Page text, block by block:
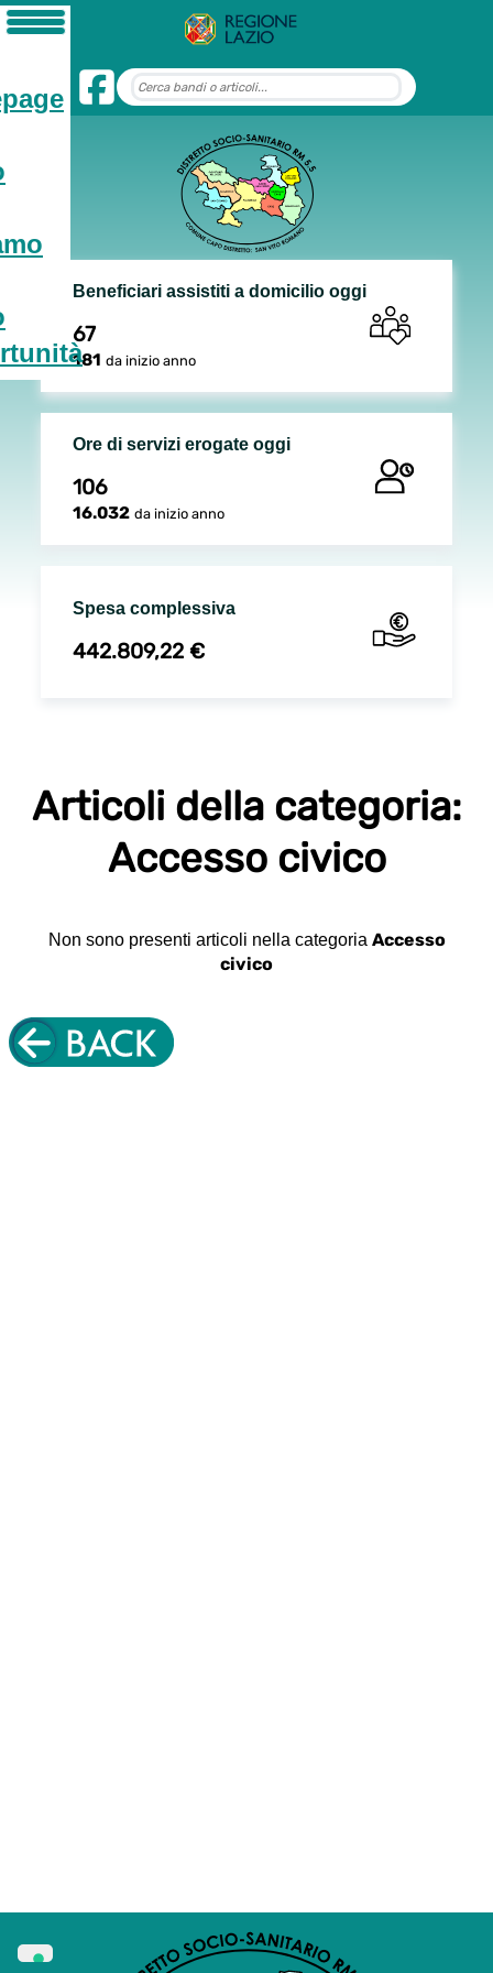
Beneficiari assistiti a domicilio oggi
67
181 da inizio anno
Ore di servizi erogate oggi
106
16.032 da inizio anno
Spesa complessiva
442.809,22 €
Articoli della categoria:
Accesso civico
Non sono presenti articoli nella categoria Accesso
civico